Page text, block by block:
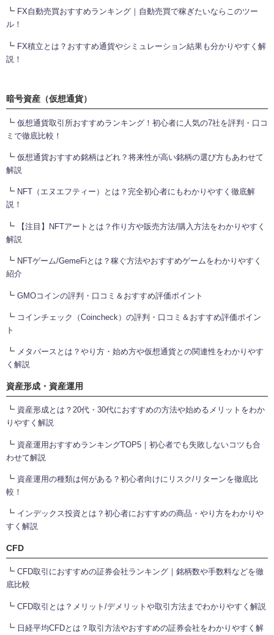
┗ FX自動売買おすすめランキング｜自動売買で稼ぎたいならこのツー
ル！
┗ FX積立とは？おすすめ通貨やシミュレーション結果も分かりやすく解
説！
暗号資産（仮想通貨）
┗ 仮想通貨取引所おすすめランキング！初心者に人気の7社を評判・口コ
ミで徹底比較！
┗ 仮想通貨おすすめ銘柄はどれ？将来性が高い銘柄の選び方もあわせて
解説
┗ NFT（エヌエフティー）とは？完全初心者にもわかりやすく徹底解
説！
┗
【注目】NFTアートとは？作り方や販売方法/購入方法をわかりやすく
解説
┗ NFTゲーム/GemeFiとは？稼ぐ方法やおすすめゲームをわかりやすく
紹介
┗ GMOコインの評判・口コミ＆おすすめ評価ポイント
┗ コインチェック（Coincheck）の評判・口コミ＆おすすめ評価ポイン
ト
┗ メタバースとは？やり方・始め方や仮想通貨との関連性をわかりやす
く解説
資産形成・資産運用
┗ 資産形成とは？20代・30代におすすめの方法や始めるメリットをわか
りやすく解説
┗ 資産運用おすすめランキングTOP5｜初心者でも失敗しないコツも合
わせて解説
┗ 資産運用の種類は何がある？初心者向けにリスク/リターンを徹底比
較！
┗ インデックス投資とは？初心者におすすめの商品・やり方をわかりや
すく解説
CFD
┗ CFD取引におすすめの証券会社ランキング｜銘柄数や手数料などを徹
底比較
┗ CFD取引とは？メリット/デメリットや取引方法までわかりやすく解説
┗ 日経平均CFDとは？取引方法やおすすめの証券会社をわかりやすく解